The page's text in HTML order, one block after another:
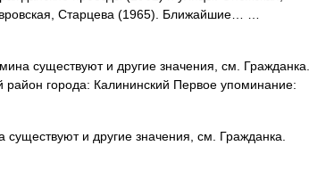
Старцева (1965). Ближайшие… …
существуют и другие значения, см. Гражданка.
район города: Калининский Первое упоминание:
и другие значения, см. Гражданка.